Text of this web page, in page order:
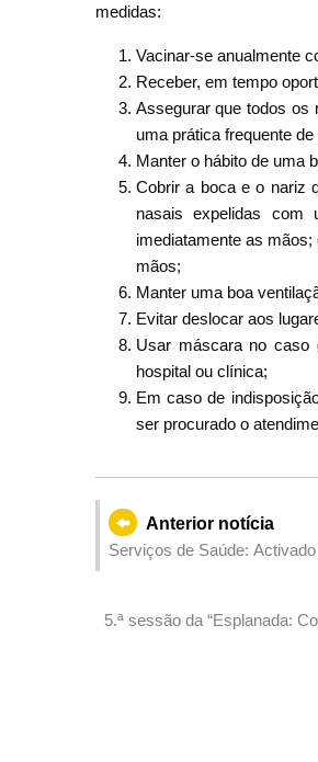
medidas:
Vacinar-se anualmente
Receber, em tempo
Assegurar que todos os
uma prática frequente de
Manter o hábito de uma
Cobrir a boca e o nariz
nasais expelidas
imediatamente as
mãos;
Manter uma boa
Evitar deslocar aos
Usar máscara no caso
hospital ou clínica;
Em caso de
ser procurado o
Anterior notícia
Serviços de Saúde:
5.ª sessão da “Esplanada: